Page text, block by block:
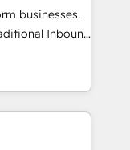
logiciels
🎓
businesses.
Inbound
a powerful
for over 800